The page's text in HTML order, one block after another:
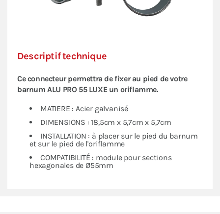
Descriptif technique
Ce connecteur permettra de fixer au pied de votre
barnumALU PRO 55 LUXEun oriflamme.
MATIERE : Acier galvanisé
DIMENSIONS : 18,5cm x 5,7cm x 5,7cm
INSTALLATION : à placer sur le pied du barnum
et sur le pied de l'oriflamme
COMPATIBILITÉ : module pour sections
hexagonales de Ø55mm